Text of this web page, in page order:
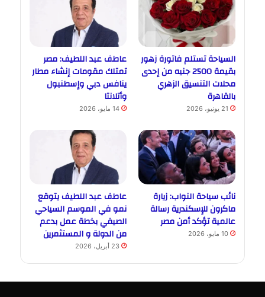
السياحة تستلم فاتورة زهور
بقيمة 2500 جنيه من إحدى
محلات التنسيق الزهري
بالقاهرة
21 يونيو، 2026
عاطف عبد اللطيف: مصر
تمتلك مقومات إنشاء مطار
ينافس دبي وإسطنبول
وأتلانتا
14 مايو، 2026
نائب سياحة النواب: زيارة
ماكرون للإسكندرية رسالة
عالمية تؤكد أمن مصر
10 مايو، 2026
عاطف عبد اللطيف يتوقع
نمو في الموسم السياحي
الصيفي بخطة عمل بدعم
من الدولة و المستثمرين
23 أبريل، 2026